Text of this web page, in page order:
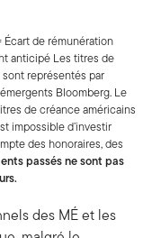
Écart de rémunération
anticipé Les titres de
représentés par
Bloomberg. Le
de créance américains
impossible d’investir
des honoraires, des
passés ne sont pas
des MÉ et les